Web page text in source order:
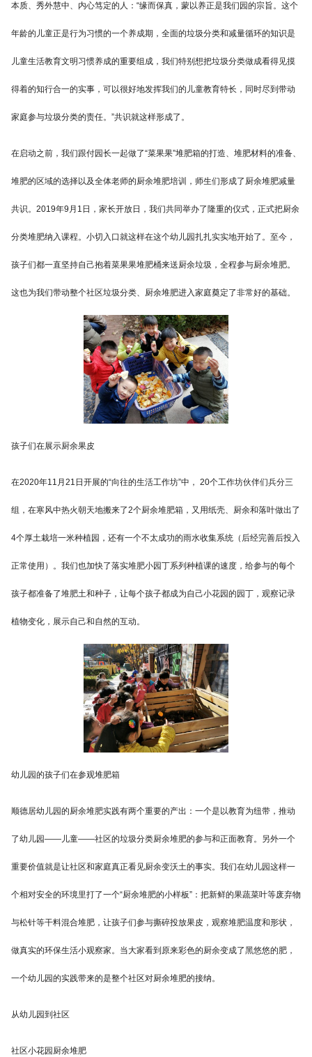
本质、秀外慧中、内心笃定的人：“缘而保真，蒙以养正是我们园的宗旨。这个
年龄的儿童正是行为习惯的一个养成期，全面的垃圾分类和减量循环的知识是
儿童生活教育文明习惯养成的重要组成，我们特别想把垃圾分类做成看得见摸
得着的知行合一的实事，可以很好地发挥我们的儿童教育特长，同时尽到带动
家庭参与垃圾分类的责任。”共识就这样形成了。
在启动之前，我们跟付园长一起做了“菜果果”堆肥箱的打造、堆肥材料的准备、
堆肥的区域的选择以及全体老师的厨余堆肥培训，师生们形成了厨余堆肥减量
共识。2019年9月1日，家长开放日，我们共同举办了隆重的仪式，正式把厨余
分类堆肥纳入课程。小切入口就这样在这个幼儿园扎扎实实地开始了。至今，
孩子们都一直坚持自己抱着菜果果堆肥桶来送厨余垃圾，全程参与厨余堆肥。
这也为我们带动整个社区垃圾分类、厨余堆肥进入家庭奠定了非常好的基础。
孩子们在展示厨余果皮
在2020年11月21日开展的“向往的生活工作坊”中， 20个工作坊伙伴们兵分三
组，在寒风中热火朝天地搬来了2个厨余堆肥箱，又用纸壳、厨余和落叶做出了
4个厚土栽培一米种植园，还有一个不太成功的雨水收集系统（后经完善后投入
正常使用）。我们也加快了落实堆肥小园丁系列种植课的速度，给参与的每个
孩子都准备了堆肥土和种子，让每个孩子都成为自己小花园的园丁，观察记录
植物变化，展示自己和自然的互动。
幼儿园的孩子们在参观堆肥箱
顺德居幼儿园的厨余堆肥实践有两个重要的产出：一个是以教育为纽带，推动
了幼儿园——儿童——社区的垃圾分类厨余堆肥的参与和正面教育。另外一个
重要价值就是让社区和家庭真正看见厨余变沃土的事实。我们在幼儿园这样一
个相对安全的环境里打了一个“厨余堆肥的小样板”：把新鲜的果蔬菜叶等废弃物
与松针等干料混合堆肥，让孩子们参与撕碎投放果皮，观察堆肥温度和形状，
做真实的环保生活小观察家。当大家看到原来彩色的厨余变成了黑悠悠的肥，
一个幼儿园的实践带来的是整个社区对厨余堆肥的接纳。
从幼儿园到社区
社区小花园厨余堆肥